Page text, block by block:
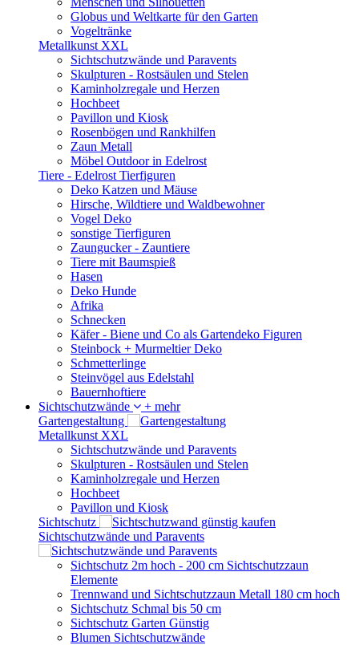
Globus und Weltkarte für den Garten
Vogeltränke
Metallkunst XXL
Sichtschutzwände und Paravents
Skulpturen - Rostsäulen und Stelen
Kaminholzregale und Herzen
Hochbeet
Pavillon und Kiosk
Rosenbögen und Rankhilfen
Zaun Metall
Möbel Outdoor in Edelrost
Tiere - Edelrost Tierfiguren
Deko Katzen und Mäuse
Hirsche, Wildtiere und Waldbewohner
Vogel Deko
sonstige Tierfiguren
Zaungucker - Zauntiere
Tiere mit Baumspieß
Hasen
Deko Hunde
Afrika
Schnecken
Käfer - Biene und Co als Gartendeko Figuren
Steinbock + Murmeltier Deko
Schmetterlinge
Steinvögel aus Edelstahl
Bauernhoftiere
Sichtschutzwände
+ mehr
Gartengestaltung
Metallkunst XXL
Sichtschutzwände und Paravents
Skulpturen - Rostsäulen und Stelen
Kaminholzregale und Herzen
Hochbeet
Pavillon und Kiosk
Sichtschutz
Sichtschutzwände und Paravents
Sichtschutz 2m hoch - 200 cm Sichtschutzzaun
Elemente
Trennwand und Sichtschutzzaun Metall 180 cm hoch
Sichtschutz Schmal bis 50 cm
Sichtschutz Garten Günstig
Blumen Sichtschutzwände